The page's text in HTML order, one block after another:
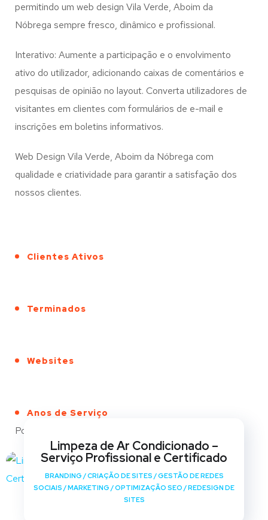
permitindo um web design Vila Verde, Aboim da
Nóbrega sempre fresco, dinâmico e profissional.
Interativo: Aumente a participação e o envolvimento
ativo do utilizador, adicionando caixas de comentários e
pesquisas de opinião no layout. Converta utilizadores de
visitantes em clientes com formulários de e-mail e
inscrições em boletins informativos.
Web Design Vila Verde, Aboim da Nóbrega com
qualidade e criatividade para garantir a satisfação dos
nossos clientes.
Clientes Ativos
Terminados
Websites
Anos de Serviço
Portfólio
Limpeza de Ar Condicionado –
Serviço Profissional e Certificado
BRANDING /CRIAÇÃO DE SITES /GESTÃO DE REDES
SOCIAIS /MARKETING /OPTIMIZAÇÃO SEO /REDESIGN DE
SITES